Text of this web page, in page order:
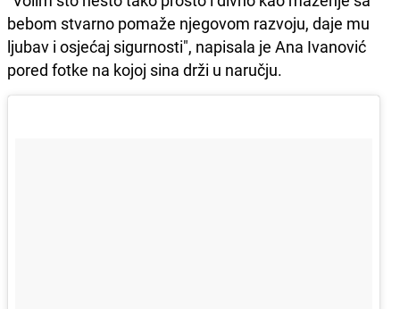
bebom stvarno pomaže njegovom razvoju, daje mu
ljubav i osjećaj sigurnosti", napisala je Ana Ivanović
pored fotke na kojoj sina drži u naručju.